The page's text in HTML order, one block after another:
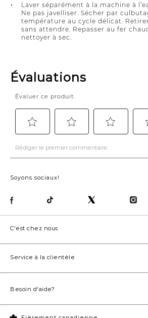
Laver séparément à la machine à
Ne pas javelliser. Sécher par
température au cycle délicat.
sans attendre. Repasser au fer
nettoyer à sec.
Soyons sociaux!
C'est chez nous
Service à la clientèle
Besoin d'aide?